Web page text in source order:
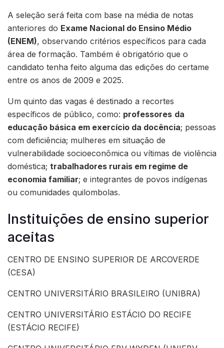
A seleção será feita com base na média de notas
anteriores do Exame Nacional do Ensino Médio
(ENEM), observando critérios específicos para cada
área de formação. Também é obrigatório que o
candidato tenha feito alguma das edições do certame
entre os anos de 2009 e 2025.
Um quinto das vagas é destinado a recortes
específicos de público, como: professores da
educação básica em exercício da docência; pessoas
com deficiência; mulheres em situação de
vulnerabilidade socioeconômica ou vítimas de violência
doméstica; trabalhadores rurais em regime de
economia familiar; e integrantes de povos indígenas
ou comunidades quilombolas.
Instituições de ensino superior
aceitas
CENTRO DE ENSINO SUPERIOR DE ARCOVERDE
(CESA)
CENTRO UNIVERSITÁRIO BRASILEIRO (UNIBRA)
CENTRO UNIVERSITÁRIO ESTÁCIO DO RECIFE
(ESTÁCIO RECIFE)